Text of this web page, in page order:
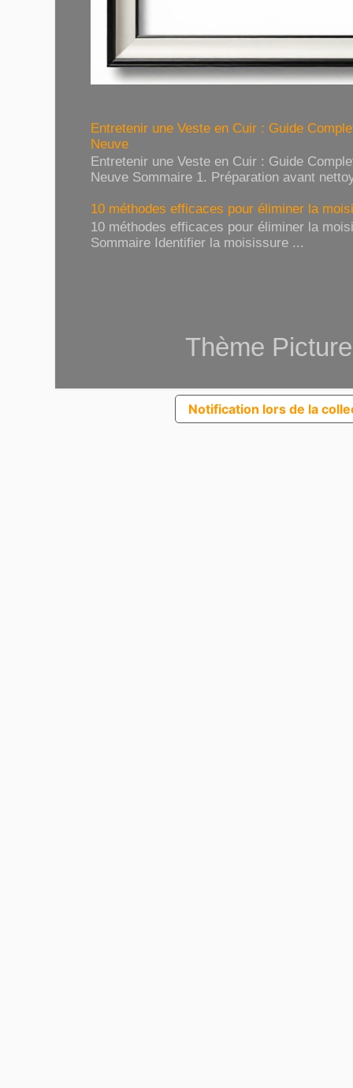
Entretenir une Veste en Cuir : Guide
Neuve
Entretenir une Veste en Cuir : Guide
Neuve Sommaire 1. Préparation avant
10 méthodes efficaces pour éliminer la
10 méthodes efficaces pour éliminer la
Sommaire Identifier la moisissure ...
Thème
Notification lors de la